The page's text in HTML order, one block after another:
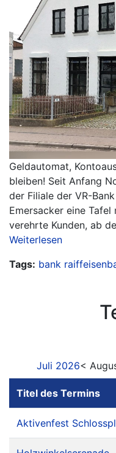
Geldautomat,
bleiben! Seit Anfang
der Filiale der VR-
Emersacker eine
verehrte Kunden, ab
Weiterlesen
Tags: bank
Juli 2026<
Titel des Termins
Aktivenfest